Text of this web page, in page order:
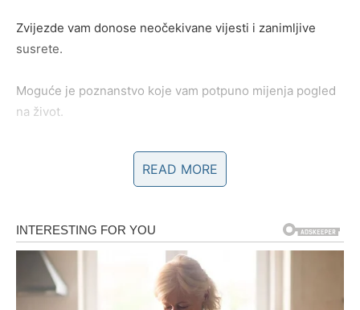
Zvijezde vam donose neočekivane vijesti i zanimljive
susrete.
Moguće je poznanstvo koje vam potpuno mijenja pogled
na život.
Ništa više neće biti isto
Pred vama su veoma uzbudljivi trenuci.
RAK
Rakovi su među najvećim sretnicima do kraja sedmice.
READ MORE